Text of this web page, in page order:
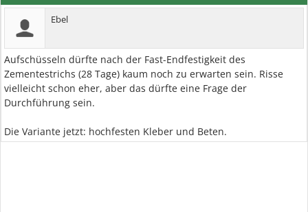
Ebel
Aufschüsseln dürfte nach der Fast-Endfestigkeit des
Zementestrichs (28 Tage) kaum noch zu erwarten sein. Risse
vielleicht schon eher, aber das dürfte eine Frage der
Durchführung sein.
Die Variante jetzt: hochfesten Kleber und Beten.